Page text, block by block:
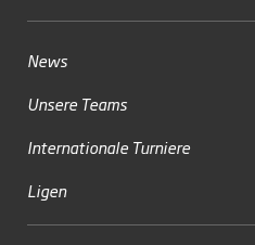
News
Unsere Teams
Internationale Turniere
Ligen